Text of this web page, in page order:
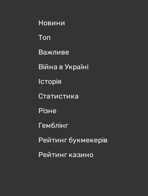
Новини
Топ
Важливе
Війна в Україні
Історія
Статистика
Різне
Гемблінг
Рейтинг букмекерів
Рейтинг казино